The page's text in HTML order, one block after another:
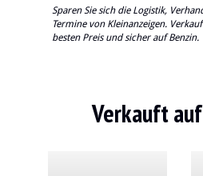
Sparen Sie sich die Logistik,
Termine von Kleinanzeigen.
besten Preis und sicher auf Benzin.
Verkauft